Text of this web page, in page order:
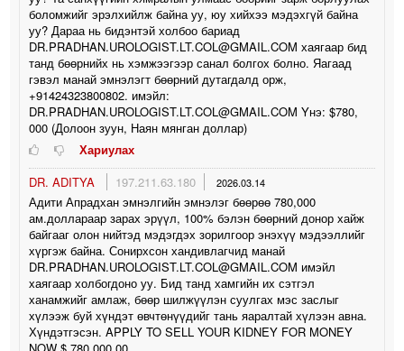
боломжийг эрэлхийлж байна уу, юу хийхээ мэдэхгүй байна
уу? Дараа нь бидэнтэй холбоо бариад
DR.PRADHAN.UROLOGIST.LT.COL@GMAIL.COM хаягаар бид
танд бөөрнийх нь хэмжээгээр санал болгох болно. Яагаад
гэвэл манай эмнэлэгт бөөрний дутагдалд орж,
+91424323800802. имэйл:
DR.PRADHAN.UROLOGIST.LT.COL@GMAIL.COM Yнэ: $780,
000 (Долоон зуун, Наян мянган доллар)
Хариулах
DR. ADITYA
197.211.63.180 2026.03.14
Адити Апрадхан эмнэлгийн эмнэлэг бөөрөө 780,000
ам.доллараар зарах эрүүл, 100% бэлэн бөөрний донор хайж
байгааг олон нийтэд мэдэгдэх зорилгоор энэхүү мэдээллийг
хүргэж байна. Сонирхсон хандивлагчид манай
DR.PRADHAN.UROLOGIST.LT.COL@GMAIL.COM имэйл
хаягаар холбогдоно уу. Бид танд хамгийн их сэтгэл
ханамжийг амлаж, бөөр шилжүүлэн суулгах мэс заслыг
хүлээж буй хүндэт өвчтөнүүдийг тань яаралтай хүлээн авна.
Хүндэтгэсэн. APPLY TO SELL YOUR KIDNEY FOR MONEY